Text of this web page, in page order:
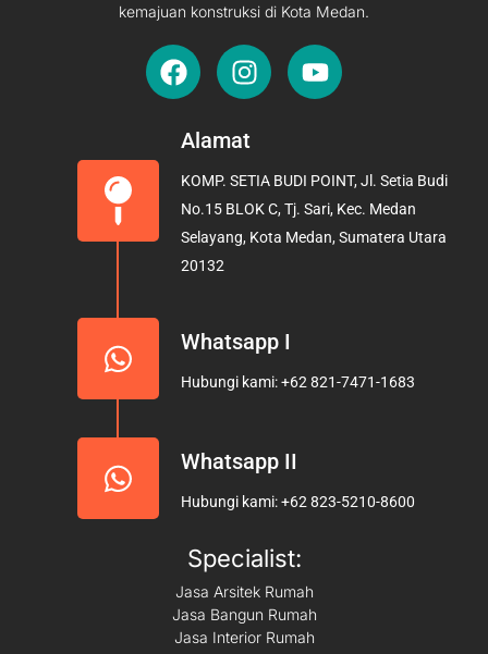
kemajuan konstruksi di Kota Medan.
F
a
e
o
o
k
I
n
t
g
r
a
Y
o
b
e
Alamat
KOMP. SETIA BUDI POINT, Jl. Setia Budi
No.15 BLOK C, Tj. Sari, Kec. Medan
Selayang, Kota Medan, Sumatera Utara
20132
Whatsapp I
Hubungi kami: +62 821-7471-1683
Whatsapp II
Hubungi kami: +62 823-5210-8600
Specialist:
Jasa Arsitek Rumah
Jasa Bangun Rumah
Jasa Interior Rumah